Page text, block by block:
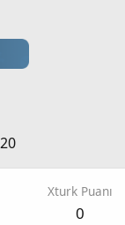
Xturk Puanı
0